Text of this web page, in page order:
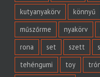
kutyanyakörv
könnyű
műszőrme
nyakörv
rona
set szett
tehéngumi
toy